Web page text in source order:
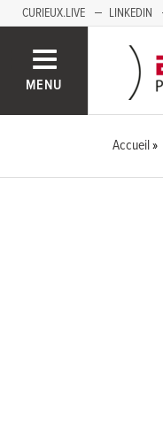
CURIEUX.LIVE LINKEDIN
MENU
Accueil